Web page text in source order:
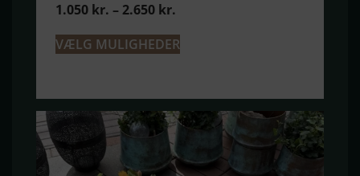
1.050 kr. – 2.650 kr.
VÆLG MULIGHEDER